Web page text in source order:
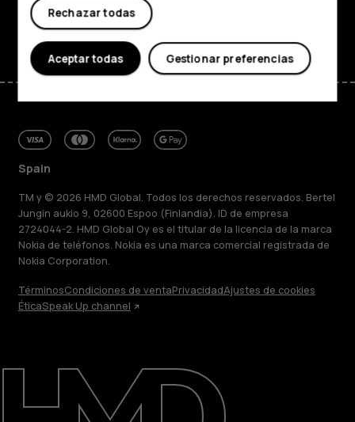
Mi cuenta
Reparar, reutilizar, reciclar
Sostenibilidad
Asistencia
FacebookInstagram
Tiktok Youtube
Spain
TM y © 2026 HMD Global. Todos los derechos reservados. Bertel
Jungin aukio 9, 02600 Espoo (Finlandia). ID de empresa
2724044-2. HMD Global Oy es el titular de la licencia de la marca
Nokia de teléfonos. Nokia es una marca comercial registrada de
Nokia Corporation.
TérminosCondiciones de ventaPrivacidadAjustes de cookies
ÉticaSpeak Up channel
Rechazar todas
Gestionar preferencias
Aceptar todas